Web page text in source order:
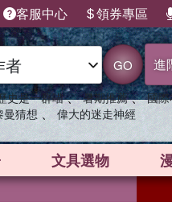
客服中心 領券專區
GO 進
史是一群喵 、 暑期推薦 、 國
曼猜想 、 偉大的迷走神經
文具選物